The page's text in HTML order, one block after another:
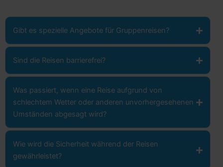
Gibt es spezielle Angebote für Gruppenreisen?
Sind die Reisen barrierefrei?
Was passiert, wenn eine Reise aufgrund von
schlechtem Wetter oder anderen unvorhergesehenen
Umständen abgesagt wird?
Wie wird die Sicherheit während der Reisen
gewährleistet?